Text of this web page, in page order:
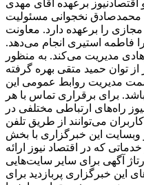
برعهده آقای مهدی
محمدصادق نخجوانی مسئولیت
را برعهده دارد. معاونت
فاطمه استیری انجام می‌دهد.
مدیریت می‌کند. به منظور
از توان حمید متقی بهره گرفته
مدیریت روابط عمومی این
برای برقراری تماس با هر
راه‌های ارتباطی مختلفی در
می‌توانند از طریق تلفن
این خبرگزاری با بخش
که در اقتصاد نیوز ارائه
آگهی برای سایر سایت‌هایی
این خبرگزاری پربازدید برای